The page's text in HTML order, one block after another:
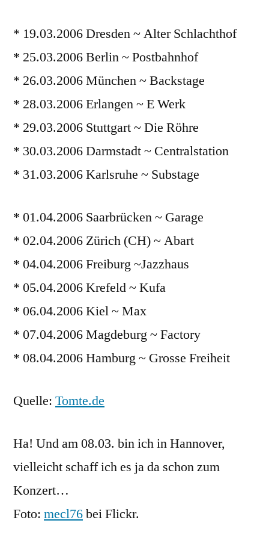
* 19.03.2006 Dresden ~ Alter Schlachthof
* 25.03.2006 Berlin ~ Postbahnhof
* 26.03.2006 München ~ Backstage
* 28.03.2006 Erlangen ~ E Werk
* 29.03.2006 Stuttgart ~ Die Röhre
* 30.03.2006 Darmstadt ~ Centralstation
* 31.03.2006 Karlsruhe ~ Substage
* 01.04.2006 Saarbrücken ~ Garage
* 02.04.2006 Zürich (CH) ~ Abart
* 04.04.2006 Freiburg ~Jazzhaus
* 05.04.2006 Krefeld ~ Kufa
* 06.04.2006 Kiel ~ Max
* 07.04.2006 Magdeburg ~ Factory
* 08.04.2006 Hamburg ~ Grosse Freiheit
Quelle: Tomte.de
Ha! Und am 08.03. bin ich in Hannover,
vielleicht schaff ich es ja da schon zum
Konzert…
Foto: mecl76bei Flickr.